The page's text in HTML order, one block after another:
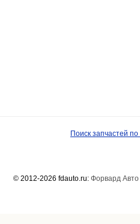
Поиск запчастей
© 2012-2026 fdauto.ru: Форвард Авто